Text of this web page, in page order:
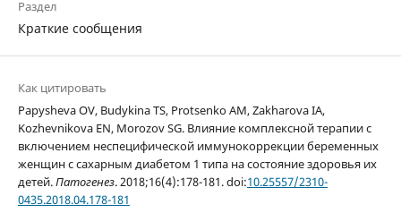
Раздел
Краткие сообщения
Как цитировать
Papysheva OV, Budykina TS, Protsenko AM, Zakharova IA,
Kozhevnikova EN, Morozov SG. Влияние комплексной терапии с
включением неспецифической иммунокоррекции беременных
женщин с сахарным диабетом 1 типа на состояние здоровья их
детей.Патогенез. 2018;16(4):178-181. doi:10.25557/2310-
0435.2018.04.178-181